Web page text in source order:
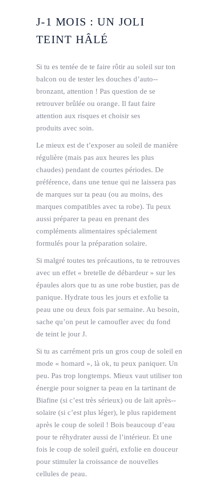
J-­1 MOIS : UN JOLI
TEINT HÂLÉ
Si tu es tentée de te faire rôtir au soleil sur ton
balcon ou de tester les douches d’auto-­
bronzant, attention ! Pas question de se
retrouver brûlée ou orange. Il faut faire
attention aux risques et choisir ses
produits avec soin.
Le mieux est de t’exposer au soleil de manière
régulière (mais pas aux heures les plus
chaudes) pendant de courtes périodes. De
préférence, dans une tenue qui ne laissera pas
de marques sur ta peau (ou au moins, des
marques compatibles avec ta robe). Tu peux
aussi préparer ta peau en prenant des
compléments alimentaires spécialement
formulés pour la préparation solaire.
Si malgré toutes tes précautions, tu te retrouves
avec un effet « bretelle de débardeur » sur les
épaules alors que tu as une robe bustier, pas de
panique. Hydrate tous les jours et exfolie ta
peau une ou deux fois par semaine. Au besoin,
sache qu’on peut le camoufler avec du fond
de teint le jour J.
Si tu as carrément pris un gros coup de soleil en
mode « homard », là ok, tu peux paniquer. Un
peu. Pas trop longtemps. Mieux vaut utiliser ton
énergie pour soigner ta peau en la tartinant de
Biafine (si c’est très sérieux) ou de lait après-­
solaire (si c’est plus léger), le plus rapidement
après le coup de soleil ! Bois beaucoup d’eau
pour te réhydrater aussi de l’intérieur. Et une
fois le coup de soleil guéri, exfolie en douceur
pour stimuler la croissance de nouvelles
cellules de peau.